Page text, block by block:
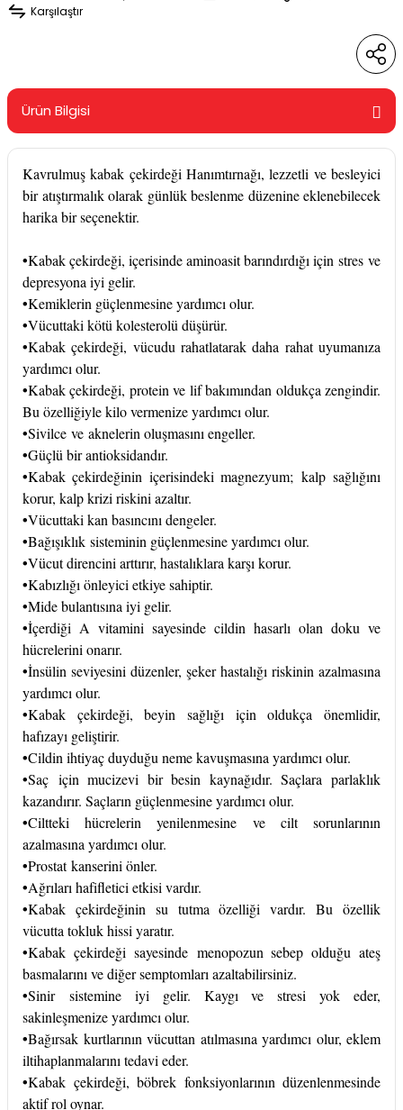
Karşılaştır
Ürün Bilgisi
Kavrulmuş kabak çekirdeği Hanımtırnağı, lezzetli ve besleyici
bir atıştırmalık olarak günlük beslenme düzenine eklenebilecek
harika bir seçenektir.
•Kabak çekirdeği, içerisinde aminoasit barındırdığı için stres ve
depresyona iyi gelir.
•Kemiklerin güçlenmesine yardımcı olur.
•Vücuttaki kötü kolesterolü düşürür.
•Kabak çekirdeği, vücudu rahatlatarak daha rahat uyumanıza
yardımcı olur.
•Kabak çekirdeği, protein ve lif bakımından oldukça zengindir.
Bu özelliğiyle kilo vermenize yardımcı olur.
•Sivilce ve aknelerin oluşmasını engeller.
•Güçlü bir antioksidandır.
•Kabak çekirdeğinin içerisindeki magnezyum; kalpsağlığını
korur, kalp krizi riskini azaltır.
•Vücuttaki kan basıncını dengeler.
•Bağışıklık sisteminin güçlenmesine yardımcı olur.
•Vücut direncini arttırır, hastalıklara karşı korur.
•Kabızlığı önleyici etkiye sahiptir.
•Mide bulantısına iyi gelir.
•İçerdiği A vitamini sayesinde cildin hasarlı olan doku ve
hücrelerini onarır.
•İnsülin seviyesini düzenler, şeker hastalığı riskinin azalmasına
yardımcı olur.
•Kabak çekirdeği, beyin sağlığı için oldukça önemlidir,
hafızayı geliştirir.
•Cildin ihtiyaç duyduğu neme kavuşmasına yardımcı olur.
•Saç için mucizevi bir besin kaynağıdır. Saçlara parlaklık
kazandırır. Saçların güçlenmesine yardımcı olur.
•Ciltteki hücrelerin yenilenmesine ve cilt sorunlarının
azalmasına yardımcı olur.
•Prostatkanserini önler.
•Ağrıları hafifletici etkisi vardır.
•Kabak çekirdeğinin su tutma özelliği vardır. Bu özellik
vücutta tokluk hissi yaratır.
•Kabak çekirdeği sayesinde menopozun sebep olduğu ateş
basmalarını ve diğer semptomları azaltabilirsiniz.
•Sinirsistemine iyi gelir. Kaygı ve stresi yok eder,
sakinleşmenize yardımcı olur.
•Bağırsak kurtlarının vücuttan atılmasına yardımcı olur, eklem
iltihaplanmalarını tedavi eder.
•Kabak çekirdeği, böbrek fonksiyonlarının düzenlenmesinde
aktif rol oynar.